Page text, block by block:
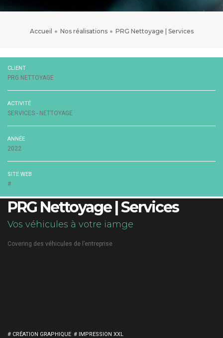
Accueil Nos réalisations PRG Nettoyage | Services
CLIENT
PRG NETTOYAGE
ACTIVITÉ
SERVICES - NETTOYAGE
ANNÉE
2022
SITE WEB
#
PRG Nettoyage | Services
Vos véhicules à votre iamge
Covering des véhicules de l’entreprise
# CRÉATION GRAPHIQUE # IMPRESSION XXL